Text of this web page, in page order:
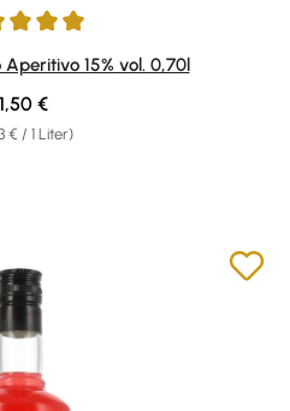
von 4.95 von 5 Sternen
Aperitivo 15% vol. 0,70l
€ / 1 Liter)
Preis:
€